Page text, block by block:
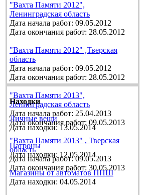
"Вахта Памяти 2012",
Ленинградская область
Дата начала работ: 09.05.2012
Дата окончания работ: 28.05.2012
"Вахта Памяти 2012" ,Тверская
область
Дата начала работ: 09.05.2012
Дата окончания работ: 28.05.2012
"Вахта Памяти 2013",
Ленинградская область
Дата начала работ: 25.04.2013
Дата окончания работ: 09.05.2013
"Вахта Памяти 2013" , Тверская
область
Дата начала работ: 09.05.2013
Дата окончания работ: 30.05.2013
Находки
Личные вещи
Дата находки: 13.05.2014
Патроны
Дата находки: 12.05.2014
Магазины от автоматов ППШ
Дата находки: 04.05.2014